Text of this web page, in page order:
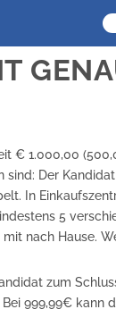
€ 1.000,00
sind: Der
In
5
nach Hause.
zum
Bei 999,99€ kann